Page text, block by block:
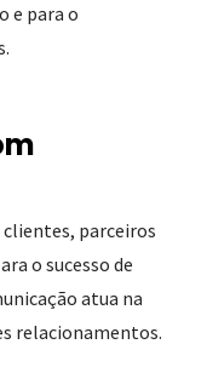
e para o
parceiros
o sucesso de
atua na
relacionamentos.